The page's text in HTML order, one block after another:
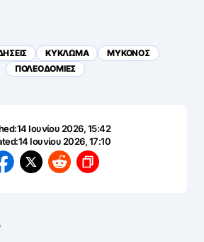
ΚΥΚΛΩΜΑ
ΜΥΚΟΝΟΣ
ΠΟΛΕΟΔΟΜΙΕΣ
14 Ιουνίου 2026, 15:42
14 Ιουνίου 2026, 17:10